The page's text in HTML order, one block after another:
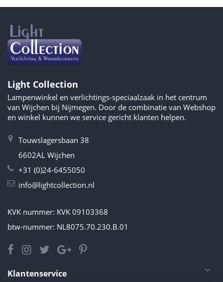
Light Collection
Lampenwinkel en verlichtings-speciaalzaak in het centrum
van Wijchen bij Nijmegen. Door de combinatie van Webshop
en winkel kunnen we service gericht klanten helpen.
Touwslagersbaan 38
6602AL Wijchen
+31 (0)24-6455050
info@lightcollection.nl
KVK nummer: KVK 09103368
btw-nummer: NL8075.70.230.B.01
Klantenservice